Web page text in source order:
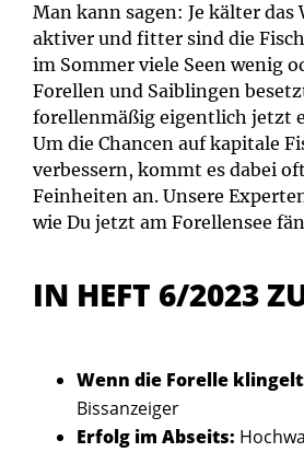
Man kann sagen: Je kälter das
aktiver und fitter sind die
im Sommer viele Seen wenig
Forellen und Saiblingen
forellenmäßig eigentlich jetzt
Um die Chancen auf kapitale
verbessern, kommt es dabei
Feinheiten an. Unsere
wie Du jetzt am Forellensee
IN HEFT 6/2023
Wenn die Forelle
Bissanzeiger
Erfolg im Abseits: